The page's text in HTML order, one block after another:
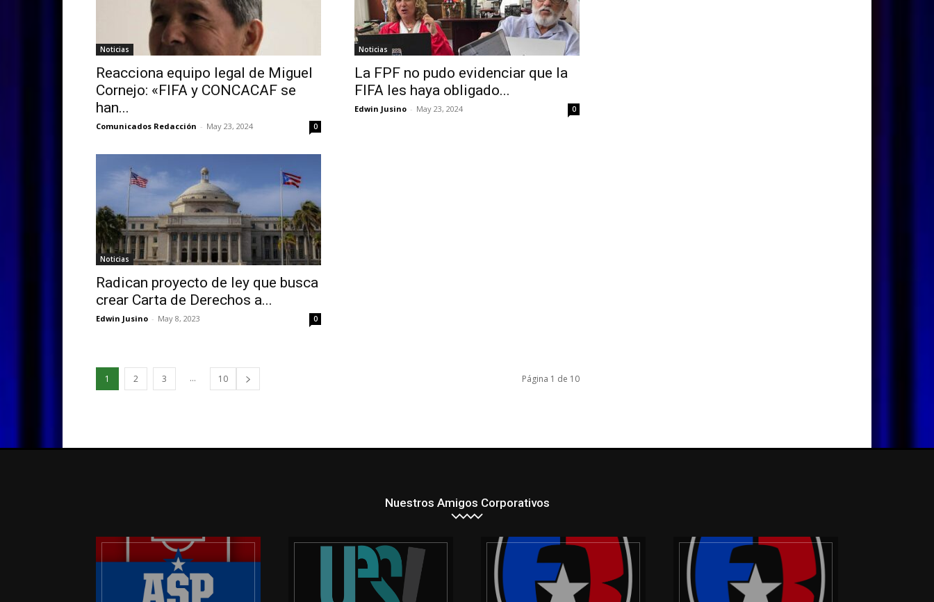
Noticias
Reacciona equipo legal de Miguel
Cornejo: «FIFA y CONCACAF se
han...
Comunicados Redacción - May 23, 2024 0
Noticias
La FPF no pudo evidenciar que la
FIFA les haya obligado...
Edwin Jusino - May 23, 2024 0
Noticias
Radican proyecto de ley que busca
crear Carta de Derechos a...
Edwin Jusino - May 8, 2023 0
1 2 3 ... 10 Página 1 de 10
Nuestros Amigos Corporativos